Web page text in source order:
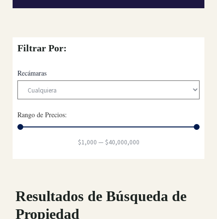
Filtrar Por:
Recámaras
Rango de Precios:
$1,000 — $40,000,000
Resultados de Búsqueda de
Propiedad